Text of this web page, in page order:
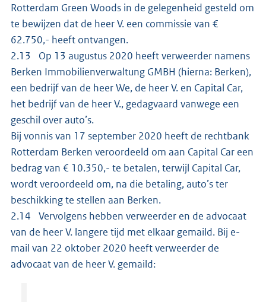
Rotterdam Green Woods in de gelegenheid gesteld om
te bewijzen dat de heer V. een commissie van €
62.750,- heeft ontvangen.
2.13 Op 13 augustus 2020 heeft verweerder namens
Berken Immobilienverwaltung GMBH (hierna: Berken),
een bedrijf van de heer We, de heer V. en Capital Car,
het bedrijf van de heer V., gedagvaard vanwege een
geschil over auto’s.
Bij vonnis van 17 september 2020 heeft de rechtbank
Rotterdam Berken veroordeeld om aan Capital Car een
bedrag van € 10.350,- te betalen, terwijl Capital Car,
wordt veroordeeld om, na die betaling, auto’s ter
beschikking te stellen aan Berken.
2.14 Vervolgens hebben verweerder en de advocaat
van de heer V. langere tijd met elkaar gemaild. Bij e-
mail van 22 oktober 2020 heeft verweerder de
advocaat van de heer V. gemaild: